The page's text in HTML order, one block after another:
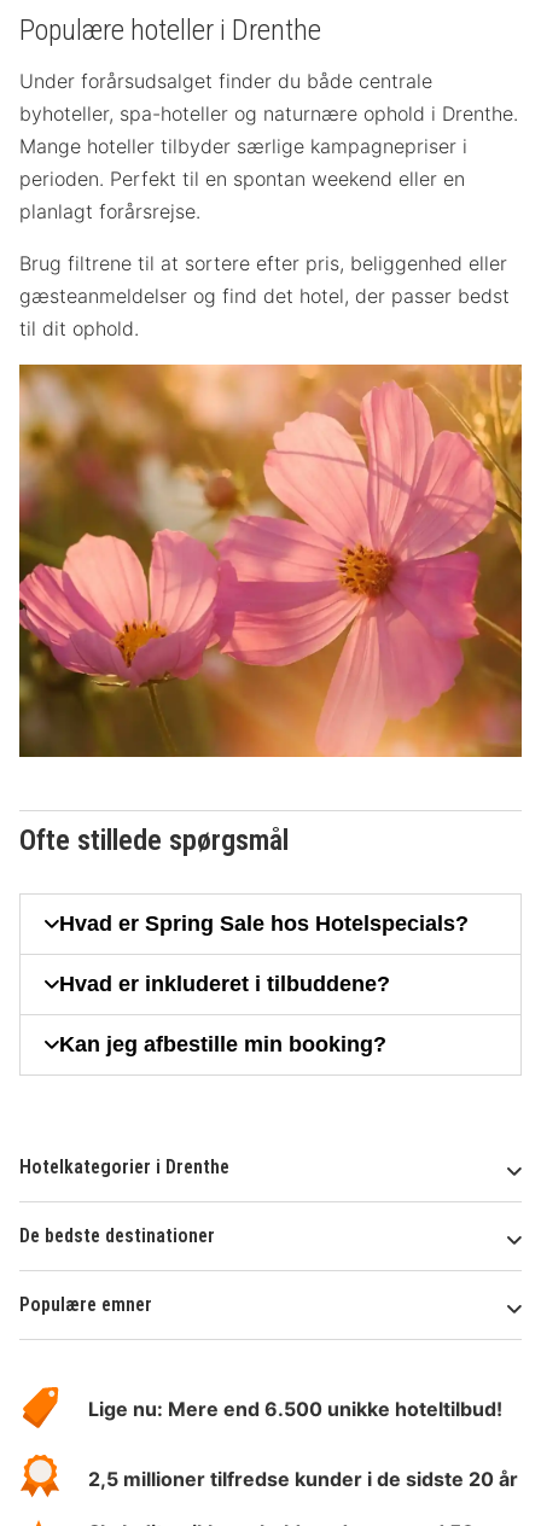
Populære hoteller i Drenthe
Under forårsudsalget finder du både centrale
byhoteller, spa-hoteller og naturnære ophold i Drenthe.
Mange hoteller tilbyder særlige kampagnepriser i
perioden. Perfekt til en spontan weekend eller en
planlagt forårsrejse.
Brug filtrene til at sortere efter pris, beliggenhed eller
gæsteanmeldelser og find det hotel, der passer bedst
til dit ophold.
Ofte stillede spørgsmål
Hvad er Spring Sale hos Hotelspecials?
Hvad er inkluderet i tilbuddene?
Kan jeg afbestille min booking?
Hotelkategorier i Drenthe
De bedste destinationer
Populære emner
HotelSpecials
Lige nu: Mere end 6.500 unikke hoteltilbud!
2,5 millioner tilfredse kunder i de sidste 20 år